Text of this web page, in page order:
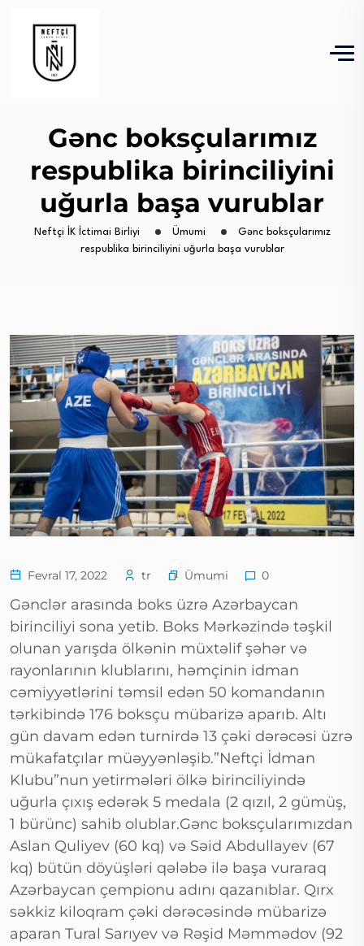
Gənc boksçularımız
respublika birinciliyini
uğurla başa vurublar
Neftçi İK İctimai Birliyi Ümumi
Gənc boksçularımız
respublika birinciliyini uğurla başa vurublar
Fevral 17, 2022 tr Ümumi 0
Gənclər arasında boks üzrə Azərbaycan
birinciliyi sona yetib. Boks Mərkəzində təşkil
olunan yarışda ölkənin müxtəlif şəhər və
rayonlarının klublarını, həmçinin idman
cəmiyyətlərini təmsil edən 50 komandanın
tərkibində 176 boksçu mübarizə aparıb. Altı
gün davam edən turnirdə 13 çəki dərəcəsi üzrə
mükafatçılar müəyyənləşib.”Neftçi İdman
Klubu”nun yetirmələri ölkə birinciliyində
uğurla çıxış edərək 5 medala (2 qızıl, 2 gümüş,
1 bürünc) sahib olublar.Gənc boksçularımızdan
Aslan Quliyev (60 kq) və Səid Abdullayev (67
kq) bütün döyüşləri qələbə ilə başa vuraraq
Azərbaycan çempionu adını qazanıblar. Qırx
səkkiz kiloqram çəki dərəcəsində mübarizə
aparan Tural Sarıyev və Rəşid Məmmədov (92